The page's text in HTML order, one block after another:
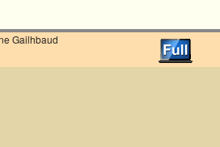
Gailhbaud